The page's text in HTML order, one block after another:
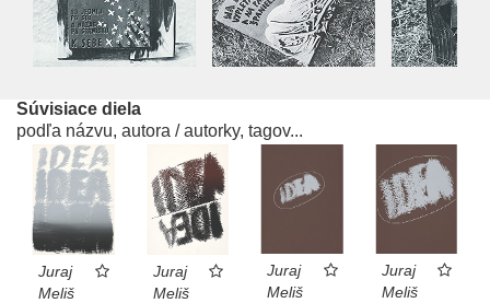
Súvisiace diela
podľa názvu, autora / autorky, tagov...
Juraj
Meliš
Juraj
Meliš
Juraj
Meliš
Juraj
Meliš